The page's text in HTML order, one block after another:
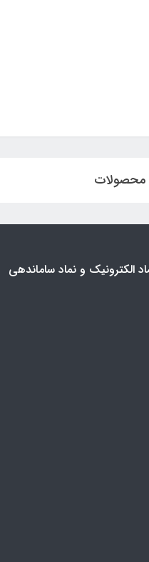
محصولات
الکترونیک و نماد ساماندهی